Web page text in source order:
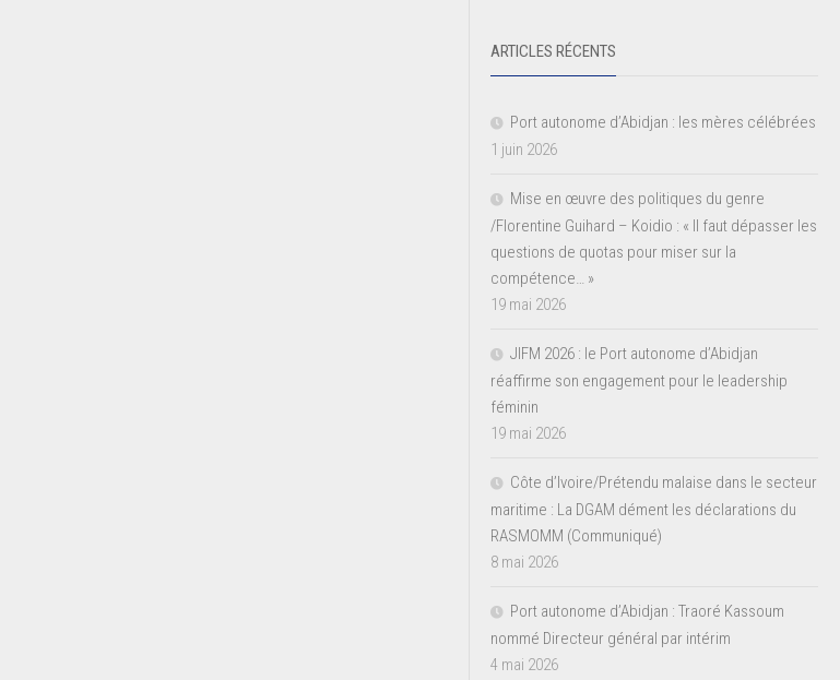
ARTICLES RÉCENTS
Port autonome d’Abidjan : les mères célébrées
1 juin 2026
Mise en œuvre des politiques du genre
/Florentine Guihard – Koidio : « Il faut dépasser les
questions de quotas pour miser sur la
compétence… »
19 mai 2026
JIFM 2026 : le Port autonome d’Abidjan
réaffirme son engagement pour le leadership
féminin
19 mai 2026
Côte d’Ivoire/Prétendu malaise dans le secteur
maritime : La DGAM dément les déclarations du
RASMOMM (Communiqué)
8 mai 2026
Port autonome d’Abidjan : Traoré Kassoum
nommé Directeur général par intérim
4 mai 2026